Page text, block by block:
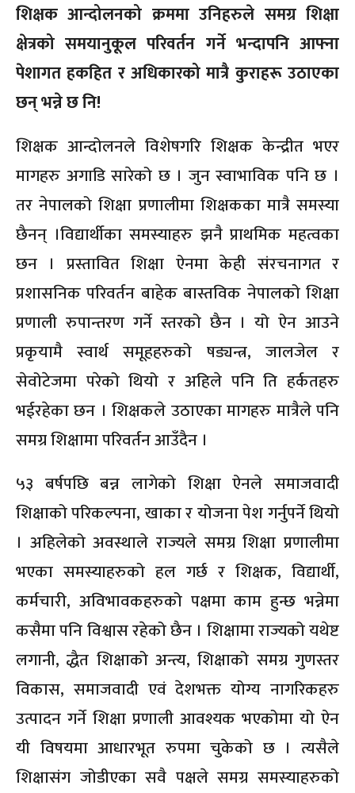
शिक्षक आन्दोलनको क्रममा उनिहरुले समग्र शिक्षा
क्षेत्रको समयानुकूल परिवर्तन गर्ने भन्दापनि आफ्ना
पेशागत हकहित र अधिकारको मात्रै कुराहरू उठाएका
छन् भन्ने छ नि!
शिक्षक आन्दोलनले विशेषगरि शिक्षक केन्द्रीत भएर
मागहरु अगाडि सारेको छ । जुन स्वाभाविक पनि छ ।
तर नेपालको शिक्षा प्रणालीमा शिक्षकका मात्रै समस्या
छैनन् ।विद्यार्थीका समस्याहरु झनै प्राथमिक महत्वका
छन । प्रस्तावित शिक्षा ऐनमा केही संरचनागत र
प्रशासनिक परिवर्तन बाहेक बास्तविक नेपालको शिक्षा
प्रणाली रुपान्तरण गर्ने स्तरको छैन । यो ऐन आउने
प्रकृयामै स्वार्थ समूहहरुको षड्यन्त्र, जालजेल र
सेवोटेजमा परेको थियो र अहिले पनि ति हर्कतहरु
भईरहेका छन । शिक्षकले उठाएका मागहरु मात्रैले पनि
समग्र शिक्षामा परिवर्तन आउँदैन ।
५३ बर्षपछि बन्न लागेको शिक्षा ऐनले समाजवादी
शिक्षाको परिकल्पना, खाका र योजना पेश गर्नुपर्ने थियो
। अहिलेको अवस्थाले राज्यले समग्र शिक्षा प्रणालीमा
भएका समस्याहरुको हल गर्छ र शिक्षक, विद्यार्थी,
कर्मचारी, अविभावकहरुको पक्षमा काम हुन्छ भन्नेमा
कसैमा पनि विश्वास रहेको छैन । शिक्षामा राज्यको यथेष्ट
लगानी, द्धैत शिक्षाको अन्त्य, शिक्षाको समग्र गुणस्तर
विकास, समाजवादी एवं देशभक्त योग्य नागरिकहरु
उत्पादन गर्ने शिक्षा प्रणाली आवश्यक भएकोमा यो ऐन
यी विषयमा आधारभूत रुपमा चुकेको छ । त्यसैले
शिक्षासंग जोडीएका सवै पक्षले समग्र समस्याहरुको